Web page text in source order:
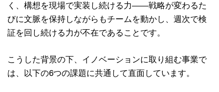
く、構想を現場で実装し続ける力――戦略が変わるた
びに文脈を保持しながらもチームを動かし、週次で検
証を回し続ける力が不在であることです。
こうした背景の下、イノベーションに取り組む事業で
は、以下の6つの課題に共通して直面しています。